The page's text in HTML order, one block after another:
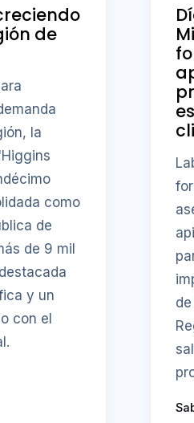
de
la
como
de
de 9 mil
y un
con el